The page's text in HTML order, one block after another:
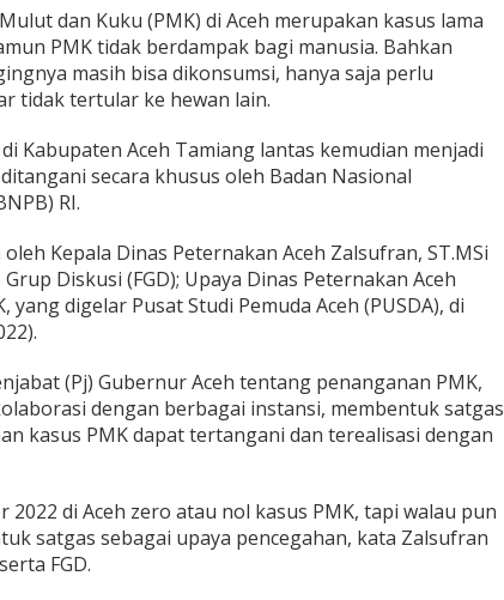
dan Kuku (PMK) di Aceh merupakan kasus lama
PMK tidak berdampak bagi manusia. Bahkan
masih bisa dikonsumsi, hanya saja perlu
tidak tertular ke hewan lain.
Kabupaten Aceh Tamiang lantas kemudian menjadi
secara khusus oleh Badan Nasional
RI.
Kepala Dinas Peternakan Aceh Zalsufran, ST.MSi
Diskusi (FGD); Upaya Dinas Peternakan Aceh
digelar Pusat Studi Pemuda Aceh (PUSDA), di
(Pj) Gubernur Aceh tentang penanganan PMK,
dengan berbagai instansi, membentuk satgas
kasus PMK dapat tertangani dan terealisasi dengan
2022 di Aceh zero atau nol kasus PMK, tapi walau pun
satgas sebagai upaya pencegahan, kata Zalsufran
FGD.